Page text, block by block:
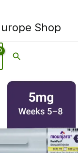
Shop
Suche